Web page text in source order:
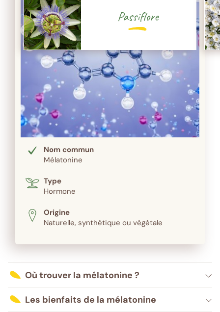
Nom commun
Mélatonine
Type
Hormone
Origine
Naturelle, synthétique ou végétale
Où trouver la mélatonine ?
Les bienfaits de la mélatonine
Passiflore